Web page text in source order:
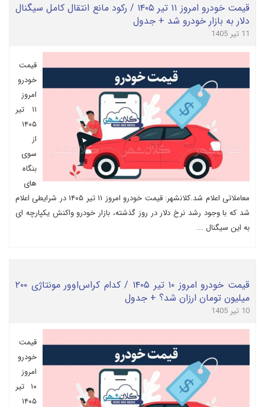
قیمت خودرو امروز ۱۱ تیر ۱۴۰۵ / رکود مانع انتقال کامل سیگنال
دلار به بازار خودرو شد + جدول
11 تیر 1405
قیمت
خودرو
امروز
۱۱ تیر
۱۴۰۵
از
سوی
بنگاه
های
معاملاتی اعلام شد.کلانشهر: قیمت خودرو امروز ۱۱ تیر ۱۴۰۵ در شرایطی اعلام
شد که با وجود رشد نرخ دلار در روز گذشته، بازار خودرو واکنش یکپارچه ای
به این سیگنال ...
قیمت خودرو امروز ۱۰ تیر ۱۴۰۵ / کدام کراس‌اوور مونتاژی ۲۰۰
میلیون تومان ارزان شد؟ + جدول
10 تیر 1405
قیمت
خودرو
امروز
۱۰ تیر
۱۴۰۵